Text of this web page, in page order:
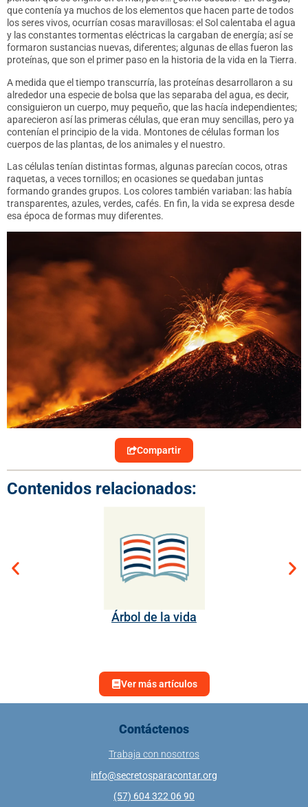
que contenía ya muchos de los elementos que hacen parte de todos
los seres vivos, ocurrían cosas maravillosas: el Sol calentaba el agua
y las constantes tormentas eléctricas la cargaban de energía; así se
formaron sustancias nuevas, diferentes; algunas de ellas fueron las
proteínas, que son el primer paso en la historia de la vida en la Tierra.
A medida que el tiempo transcurría, las proteínas desarrollaron a su
alrededor una especie de bolsa que las separaba del agua, es decir,
consiguieron un cuerpo, muy pequeño, que las hacía independientes;
aparecieron así las primerascélulas, que eran muy sencillas, pero ya
contenían el principio de la vida. Montones de células forman los
cuerpos de las plantas, de los animales y el nuestro.
Las células tenían distintas formas, algunas parecían cocos, otras
raquetas, a veces tornillos; en ocasiones se quedaban juntas
formando grandes grupos. Los colores también variaban: las había
transparentes, azules, verdes, cafés. En fin, la vida se expresa desde
esa época de formas muy diferentes.
Compartir
Contenidos relacionados:
Árbol de la vida
Ver más artículos
Contáctenos
Trabaja con nosotros
info@secretosparacontar.org
(57) 604 322 06 90